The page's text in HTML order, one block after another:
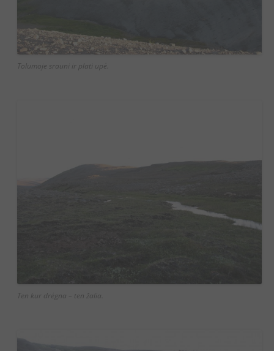
Tolumoje srauni ir plati upė.
Ten kur drėgna – ten žalia.